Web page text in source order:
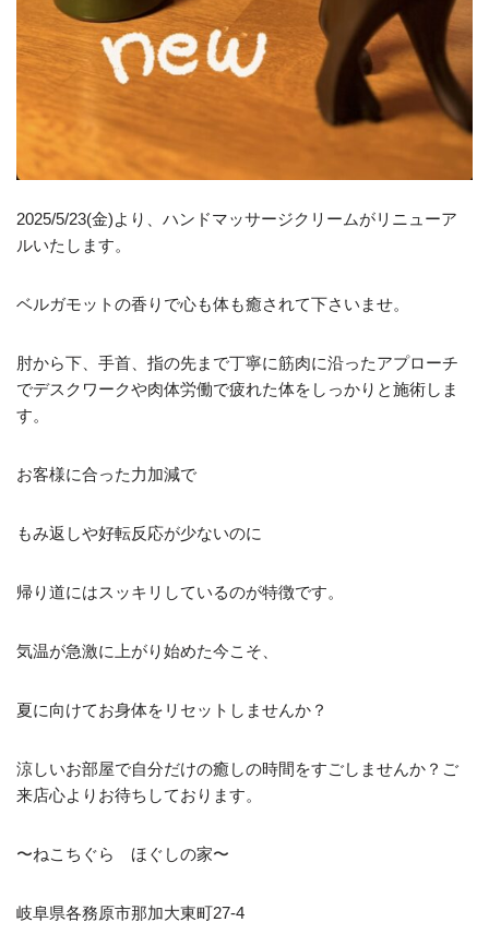
2025/5/23(金)より、ハンドマッサージクリームがリニューア
ルいたします。
ベルガモットの香りで心も体も癒されて下さいませ。
肘から下、手首、指の先まで丁寧に筋肉に沿ったアプローチ
でデスクワークや肉体労働で疲れた体をしっかりと施術しま
す。
お客様に合った力加減で
もみ返しや好転反応が少ないのに
帰り道にはスッキリしているのが特徴です。
気温が急激に上がり始めた今こそ、
夏に向けてお身体をリセットしませんか？
涼しいお部屋で自分だけの癒しの時間をすごしませんか？ご
来店心よりお待ちしております。
〜ねこちぐら ほぐしの家〜
岐阜県各務原市那加大東町27-4